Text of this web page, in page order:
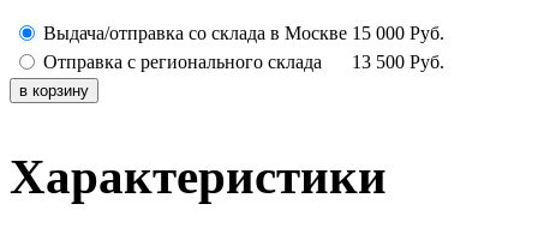
Выдача/отправка со склада в Москве 15 000 Руб.
Отправка с регионального склада
13 500 Руб.
Характеристики